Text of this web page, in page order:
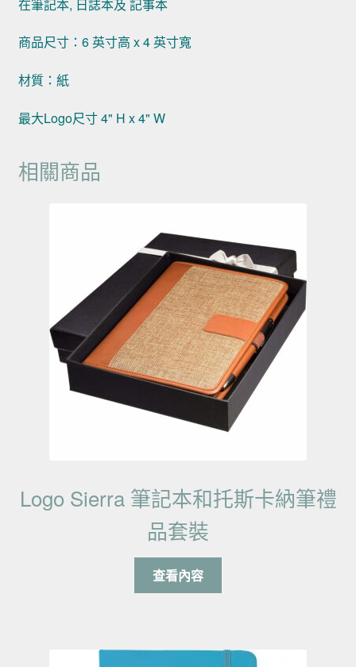
在筆記本, 日誌本及 記事本
商品尺寸：6 英寸高 x 4 英寸寬
材質：紙
最大Logo尺寸 4" H x 4" W
相關商品
Logo Sierra 筆記本和托斯卡納筆禮
品套裝
查看內容